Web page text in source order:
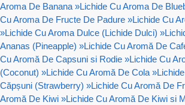
Aroma De Banana »Lichide Cu Aroma De
Cu Aroma De Fructe De Padure »Lichide Cu
»Lichide Cu Aroma Dulce (Lichide Dulci) »
Ananas (Pineapple) »Lichide Cu Aromă De
Cu Aromă De Capsuni si Rodie »Lichide Cu
(Coconut) »Lichide Cu Aromă De Cola »
Căpșuni (Strawberry) »Lichide Cu Aromă De
Aromă De Kiwi »Lichide Cu Aromă De Kiwi si